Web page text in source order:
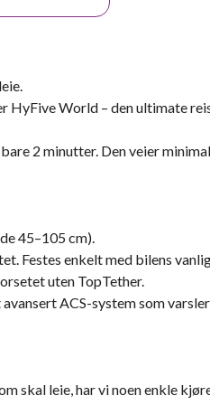
HyFive World – den ultimate
2 minutter. Den veier
45–105 cm).
Festes enkelt med bilens
uten TopTether.
ACS-system som
skal leie, har vi noen enkle